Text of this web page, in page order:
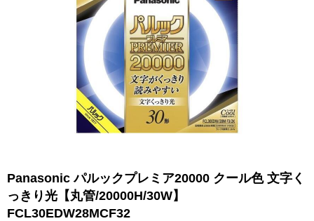
Panasonic パルックプレミア20000 クール色 文字く
っきり光【丸管/20000H/30W】
FCL30EDW28MCF32